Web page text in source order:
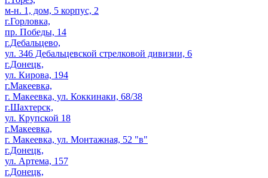
м-н. 1, дом, 5 корпус, 2
г.Горловка,
пр. Победы, 14
г.Дебальцево,
ул. 346 Дебальцевской стрелковой дивизии, 6
г.Донецк,
ул. Кирова, 194
г.Макеевка,
г. Макеевка, ул. Коккинаки, 68/38
г.Шахтерск,
ул. Крупской 18
г.Макеевка,
г. Макеевка, ул. Монтажная, 52 "в"
г.Донецк,
ул. Артема, 157
г.Донецк,